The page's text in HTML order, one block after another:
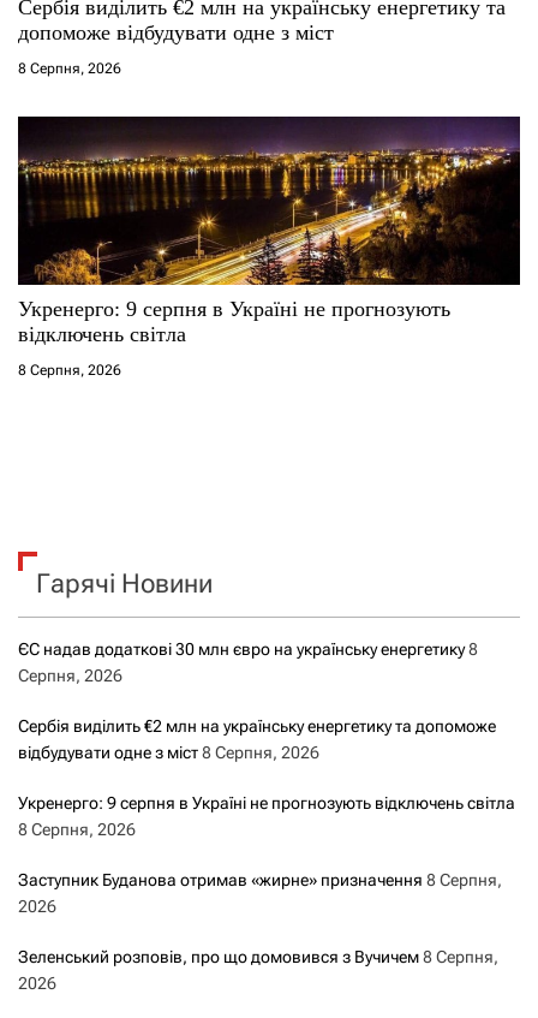
Сербія виділить €2 млн на українську енергетику та
допоможе відбудувати одне з міст
8 Серпня, 2026
Укренерго: 9 серпня в Україні не прогнозують
відключень світла
8 Серпня, 2026
Гарячі Новини
ЄС надав додаткові 30 млн євро на українську енергетику8
Серпня, 2026
Сербія виділить €2 млн на українську енергетику та допоможе
відбудувати одне з міст8 Серпня, 2026
Укренерго: 9 серпня в Україні не прогнозують відключень світла
8 Серпня, 2026
Заступник Буданова отримав «жирне» призначення 8 Серпня,
2026
Зеленський розповів, про що домовився з Вучичем8 Серпня,
2026